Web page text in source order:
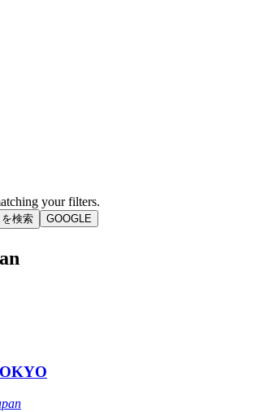
your filters.
検索 GOOGLE